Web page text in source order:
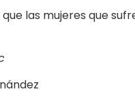
las mujeres que